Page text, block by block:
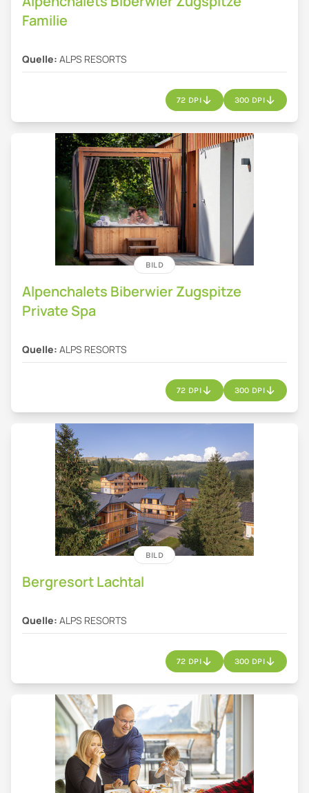
Familie
Quelle: ALPS RESORTS
72 DPI 300 DPI
BILD
Alpenchalets Biberwier Zugspitze
Private Spa
Quelle: ALPS RESORTS
72 DPI 300 DPI
BILD
Bergresort Lachtal
Quelle: ALPS RESORTS
72 DPI 300 DPI